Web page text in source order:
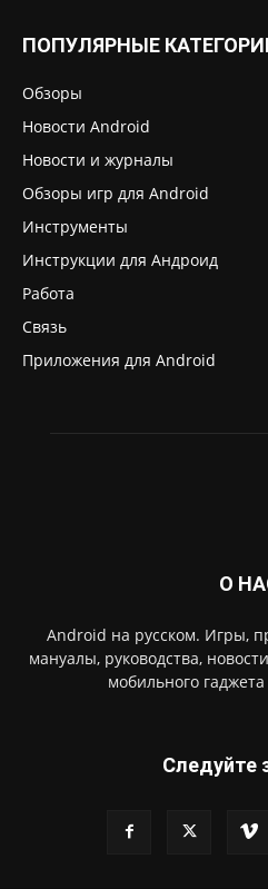
ПОПУЛЯРНЫЕ
Обзоры
Новости Android
Новости и журналы
Обзоры игр для Android
Инструменты
Инструкции для Андроид
Работа
Связь
Приложения для Android
О
Android на русском. Игры,
мануалы, руководства,
мобильного
Следуйте